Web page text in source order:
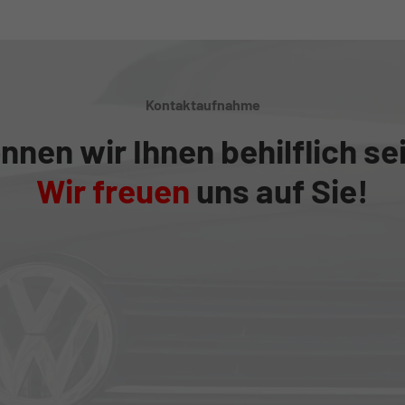
Kontaktaufnahme
wir Ihnen behilflich
Wir freuen uns auf Sie!